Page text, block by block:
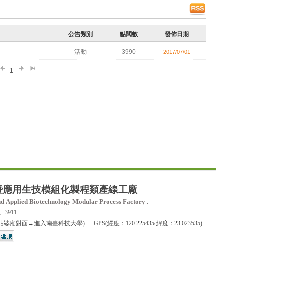
公告類別 點閱數 發佈日期
活動 3990 2017/07/01
1
用生技模組化製程類產線工廠
Applied Biotechnology Modular Process Factory .
3911
廟對面→進入南臺科技大學) GPS(經度：120.225435 緯度：23.023535)